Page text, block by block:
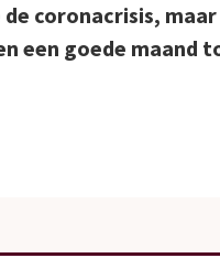
coronacrisis,
een goede maand